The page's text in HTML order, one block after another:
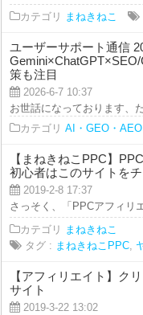
カテゴリ まねきねこ
ユーザーサポート通信
Gemini×ChatGPT×SEO/
策も注目
2026-6-7 10:37
お世話になっております、
カテゴリ AI・GEO・
【まねきねこPPC】
初心者はこのサイトをチ
2019-2-8 17:37
さっそく、「PPCアフィリ
カテゴリ
まねきねこ
タグ : まねきねこPPC,
【アフィリエイト】ク
サイト
2019-3-22 13:02